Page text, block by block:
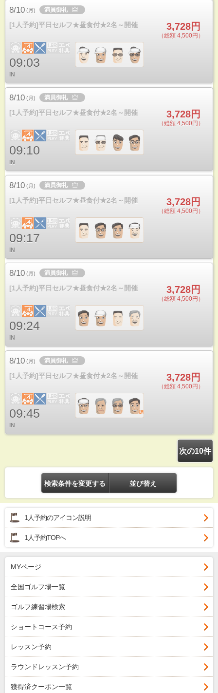
8/10 (月) 満員御礼
[1人予約]平日セルフ★昼食付★2名～開催 3,728円
（総額 4,500円）
09:03
IN
8/10 (月) 満員御礼
[1人予約]平日セルフ★昼食付★2名～開催 3,728円
（総額 4,500円）
09:10
IN
8/10 (月) 満員御礼
[1人予約]平日セルフ★昼食付★2名～開催 3,728円
（総額 4,500円）
09:17
IN
8/10 (月) 満員御礼
[1人予約]平日セルフ★昼食付★2名～開催 3,728円
（総額 4,500円）
09:24
IN
8/10 (月) 満員御礼
[1人予約]平日セルフ★昼食付★2名～開催 3,728円
（総額 4,500円）
09:45
IN
次の10件
検索条件を変更する 並び替え
1人予約のアイコン説明
1人予約TOPへ
MYページ
全国ゴルフ場一覧
ゴルフ練習場検索
ショートコース予約
レッスン予約
ラウンドレッスン予約
獲得済クーポン一覧